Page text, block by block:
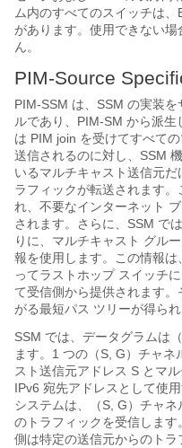
ム内のすべてのスイッチは
があります。使用できない
ん。
PIM-Source
PIM-SSM は、SSM の実装
ルであり、PIM-SM から派
は PIM join を受けてすべて
送信されるのに対し、SSM
いるマルチキャスト送信元
ラフィックが転送されます
れ、不要なインターネット
されます。さらに、SSM で
りに、マルチキャスト グル
報を使用します。この情報
ってラストホップ スイッチ
て受信側から提供されます
がる最短パス ツリーが得られ
SSM では、データグラムは
ます。1 つの（S, G）チャ
スト送信元アドレス S とマ
IPv6 宛先アドレスとして使
システムは、（S, G）チャ
のトラフィックを受信しま
側は特定の送信元からのトラ